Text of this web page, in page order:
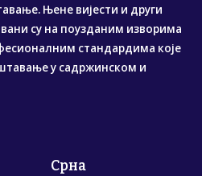
Њене вијести и други
су на поузданим изворима
стандардима које
у садржинском и
Срна